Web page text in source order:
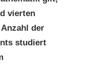
vierten
der
studiert